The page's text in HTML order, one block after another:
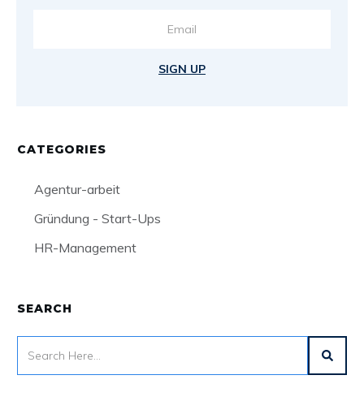
SIGN UP
CATEGORIES
Agentur-arbeit
Gründung - Start-Ups
HR-Management
SEARCH